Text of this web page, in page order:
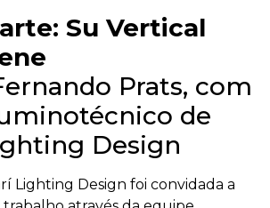
Su Vertical
Prats, com
de
Design
Lighting Design foi convidada a